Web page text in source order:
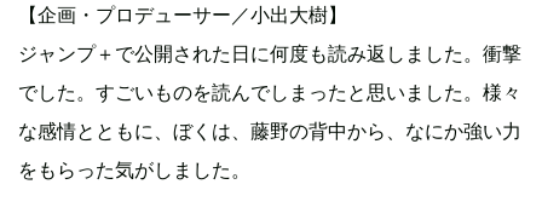
【企画・プロデューサー／小出大樹】
ジャンプ＋で公開された日に何度も読み返しました。衝撃
でした。すごいものを読んでしまったと思いました。様々
な感情とともに、ぼくは、藤野の背中から、なにか強い力
をもらった気がしました。